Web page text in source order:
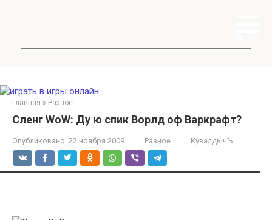
Главная » Разное
Сленг WoW: Ду ю спик Ворлд оф Варкрафт?
Опубликовано: 22 ноября 2009 Разное КувалдычЪ